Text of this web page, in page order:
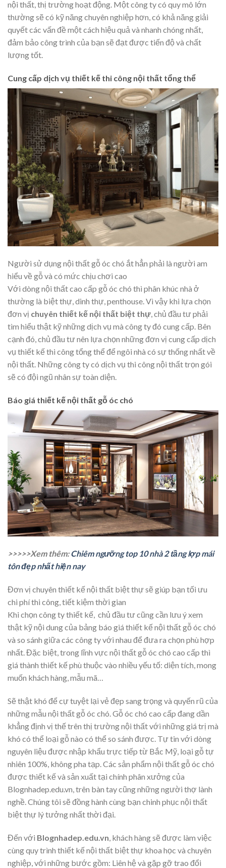
nội thất, thị trường hoạt động. Một công ty có quy mô lớn
thường sẽ có kỹ năng chuyên nghiệp hơn, có khả năng giải
quyết các vấn đề một cách hiệu quả và nhanh chóng nhất,
đảm bảo công trình của bạn sẽ đạt được tiến độ và chất
lượng tốt.
Cung cấp dịch vụ thiết kế thi công nội thất tổng thể
Người sử dụng nội thất gỗ óc chó ắt hẳn phải là người am
hiểu về gỗ và có mức chịu chơi cao
Với dòng nội thất cao cấp gỗ óc chó thì phân khúc nhà ở
thường là biệt thự, dinh thự, penthouse. Vì vậy khi lựa chọn
đơn vị chuyên thiết kế nội thất biệt thự, chủ đầu tư phải
tìm hiểu thật kỹ những dịch vụ mà công ty đó cung cấp. Bên
cạnh đó, chủ đầu tư nên lựa chọn những đơn vị cung cấp dịch
vụ thiết kế thi công tổng thể để ngôi nhà có sự thống nhất về
nội thất. Những công ty có dịch vụ thi công nội thất trọn gói
sẽ có đội ngũ nhân sự toàn diện.
Báo giá thiết kế nội thất gỗ óc chó
>>>>>Xem thêm:Chiêm ngưỡng top 10 nhà 2 tầng lợp mái
tôn đẹp nhất hiện nay
Đơn vị chuyên thiết kế nội thất biệt thự sẽ giúp bạn tối ưu
chi phí thi công, tiết kiệm thời gian
Khi chọn công ty thiết kế, chủ đầu tư cũng cần lưu ý xem
thật kỹ nội dung của bảng báo giá thiết kế nội thất gỗ óc chó
và so sánh giữa các công ty với nhau để đưa ra chọn phù hợp
nhất. Đặc biệt, trong lĩnh vực nội thất gỗ óc chó cao cấp thì
giá thành thiết kế phù thuộc vào nhiều yếu tố: diện tích, mong
muốn khách hàng, mẫu mã…
Sẽ thật khó để cự tuyệt lại vẻ đẹp sang trọng và quyến rũ của
những mẫu nội thất gỗ óc chó. Gỗ óc chó cao cấp đang dần
khẳng định vị thế trên thị trường nội thất với những giá trị mà
khó có thể loại gỗ nào có thể so sánh được. Tự tin với dòng
nguyên liệu được nhập khẩu trực tiếp từ Bắc Mỹ, loại gỗ tự
nhiên 100%, không pha tạp. Các sản phẩm nội thất gỗ óc chó
được thiết kế và sản xuất tại chính phân xưởng của
Blognhadep.edu.vn, trên bàn tay cũng những người thợ lành
nghề. Chúng tôi sẽ đồng hành cùng bạn chinh phục nội thất
biệt thự lý tưởng nhất thời đại.
Đến với Blognhadep.edu.vn , khách hàng sẽ được làm việc
cùng quy trình thiết kế nội thất biệt thự khoa học và chuyên
nghiệp, với những bước gồm: Liên hệ và gặp gỡ trao đổi